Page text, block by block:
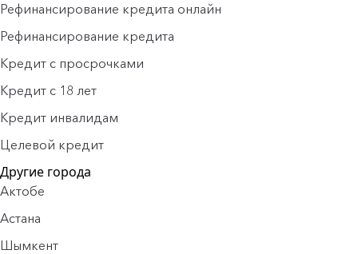
Рефинансирование кредита онлайн
Рефинансирование кредита
Кредит с просрочками
Кредит с 18 лет
Кредит инвалидам
Целевой кредит
Другие города
Актобе
Астана
Шымкент